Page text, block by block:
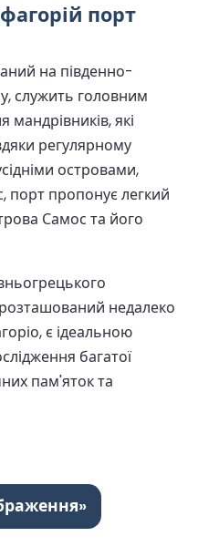
порт
на південно-
служить головним
мандрівників, які
регулярному
островами,
порт пропонує легкий
Самос та його
недалеко
є ідеальною
багатої
пам'яток та